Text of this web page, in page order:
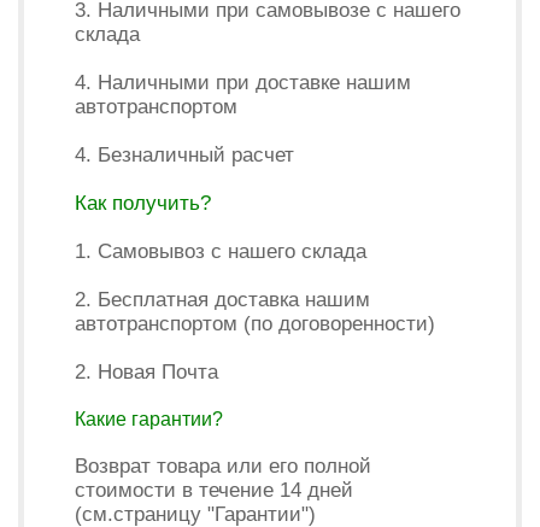
3. Наличными при самовывозе с нашего
склада
4. Наличными при доставке нашим
автотранспортом
4. Безналичный расчет
Как получить?
1. Самовывоз с нашего склада
2. Бесплатная доставка нашим
автотранспортом (по договоренности)
2. Новая Почта
Какие гарантии?
Возврат товара или его полной
стоимости в течение 14 дней
(см.страницу "Гарантии")